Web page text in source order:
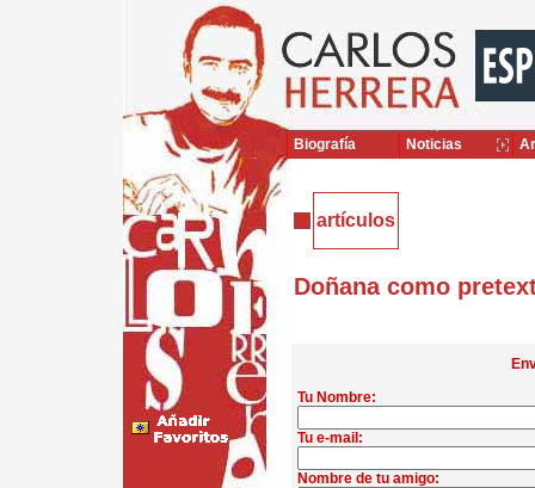
artículos
Doñana como
Tu Nombre:
Tu e-mail:
Nombre de tu amigo:
Biografía Noticias